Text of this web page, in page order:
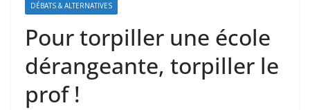
DÉBATS & ALTERNATIVES
Pour torpiller une école
dérangeante, torpiller le
prof !